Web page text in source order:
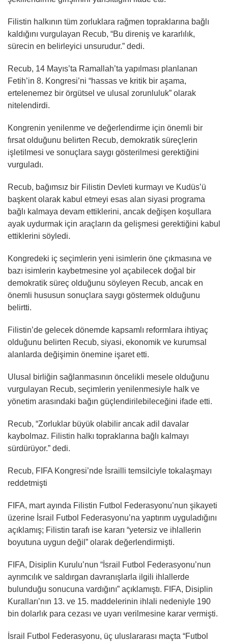
Filistin halkının tüm zorluklara rağmen topraklarına bağlı
kaldığını vurgulayan Recub, “Bu direniş ve kararlılık,
sürecin en belirleyici unsurudur.” dedi.
Recub, 14 Mayıs’ta Ramallah’ta yapılması planlanan
Fetih’in 8. Kongresi’ni “hassas ve kritik bir aşama,
ertelenemez bir örgütsel ve ulusal zorunluluk” olarak
nitelendirdi.
Kongrenin yenilenme ve değerlendirme için önemli bir
fırsat olduğunu belirten Recub, demokratik süreçlerin
işletilmesi ve sonuçlara saygı gösterilmesi gerektiğini
vurguladı.
Recub, bağımsız bir Filistin Devleti kurmayı ve Kudüs’ü
başkent olarak kabul etmeyi esas alan siyasi programa
bağlı kalmaya devam ettiklerini, ancak değişen koşullara
ayak uydurmak için araçların da gelişmesi gerektiğini kabul
ettiklerini söyledi.
Kongredeki iç seçimlerin yeni isimlerin öne çıkmasına ve
bazı isimlerin kaybetmesine yol açabilecek doğal bir
demokratik süreç olduğunu söyleyen Recub, ancak en
önemli hususun sonuçlara saygı göstermek olduğunu
belirtti.
Filistin’de gelecek dönemde kapsamlı reformlara ihtiyaç
olduğunu belirten Recub, siyasi, ekonomik ve kurumsal
alanlarda değişimin önemine işaret etti.
Ulusal birliğin sağlanmasının öncelikli mesele olduğunu
vurgulayan Recub, seçimlerin yenilenmesiyle halk ve
yönetim arasındaki bağın güçlendirilebileceğini ifade etti.
Recub, “Zorluklar büyük olabilir ancak adil davalar
kaybolmaz. Filistin halkı topraklarına bağlı kalmayı
sürdürüyor.” dedi.
Recub, FIFA Kongresi’nde İsrailli temsilciyle tokalaşmayı
reddetmişti
FIFA, mart ayında Filistin Futbol Federasyonu’nun şikayeti
üzerine İsrail Futbol Federasyonu’na yaptırım uyguladığını
açıklamış; Filistin tarafı ise kararı “yetersiz ve ihlallerin
boyutuna uygun değil” olarak değerlendirmişti.
FIFA, Disiplin Kurulu’nun “İsrail Futbol Federasyonu’nun
ayrımcılık ve saldırgan davranışlarla ilgili ihlallerde
bulunduğu sonucuna vardığını” açıklamıştı. FIFA, Disiplin
Kuralları’nın 13. ve 15. maddelerinin ihlali nedeniyle 190
bin dolarlık para cezası ve uyarı verilmesine karar vermişti.
İsrail Futbol Federasyonu, üç uluslararası maçta “Futbol